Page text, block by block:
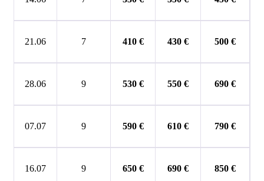
21.06 7 410 € 430 € 500 €
28.06 9 530 € 550 € 690 €
07.07 9 590€ 610 € 790 €
16.07 9 650€ 690 € 850 €